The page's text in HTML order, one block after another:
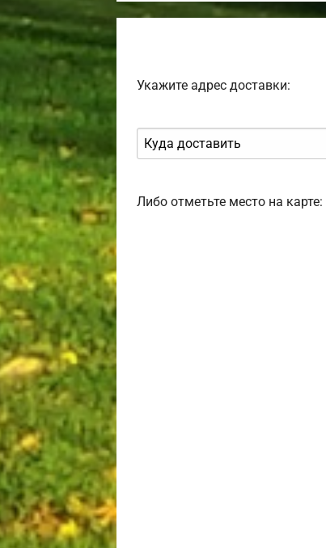
Укажите адрес доставки:
Либо отметьте место на карте: